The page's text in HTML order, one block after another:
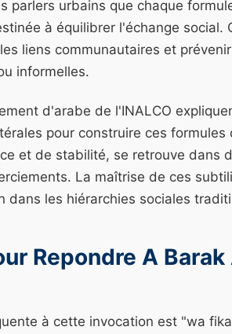
parlers urbains que chaque
à équilibrer l'échange
liens communautaires et
informelles.
d'arabe de l'INALCO
pour construire ces
et de stabilité, se retrouve dans
La maîtrise de ces
dans les hiérarchies sociales
Repondre A
à cette invocation est "wa